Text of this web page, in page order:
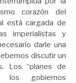
corazón del
está cargada de
imperialistas y
darle una
discutir un
Los “planes de
los gobiernos